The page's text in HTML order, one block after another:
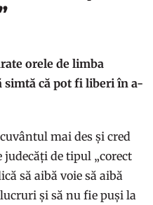
orele de limba
simtă că pot fi liberi în a-
mai des și cred
de tipul „corect
să aibă voie să aibă
și să nu fie puși la